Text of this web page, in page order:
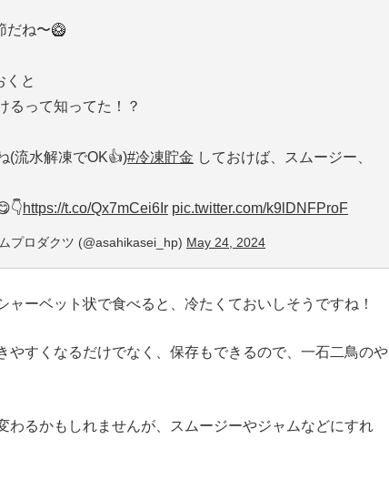
だね〜🥝
くと
るって知ってた！？
(流水解凍でOK👍)#冷凍貯金 しておけば、スムージー、
https://t.co/Qx7mCei6Ir pic.twitter.com/k9lDNFProF
プロダクツ (@asahikasei_hp) May 24, 2024
ャーベット状で食べると、冷たくておいしそうですね！
やすくなるだけでなく、保存もできるので、一石二鳥のや
わるかもしれませんが、スムージーやジャムなどにすれ